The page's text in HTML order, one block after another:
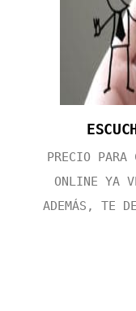
PRECIO PARA
ONLINE YA
ADEMÁS, TE